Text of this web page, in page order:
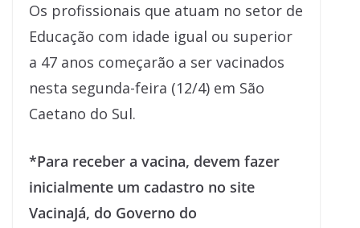
Os profissionais que atuam no setor de
Educação com idade igual ou superior
a 47 anos começarão a ser vacinados
nesta segunda-feira (12/4) em São
Caetano do Sul.
*Para receber a vacina, devem fazer
inicialmente um cadastro no site
VacinaJá, do Governo do